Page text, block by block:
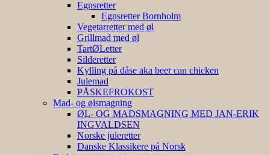
Egnsretter
Egnsretter Bornholm
Vegetarretter med øl
Grillmad med øl
TartØLetter
Silderetter
Kylling på dåse aka beer can chicken
Julemad
PÅSKEFROKOST
Mad- og ølsmagning
ØL- OG MADSMAGNING MED JAN-ERIK
INGVALDSEN
Norske juleretter
Danske Klassikere på Norsk